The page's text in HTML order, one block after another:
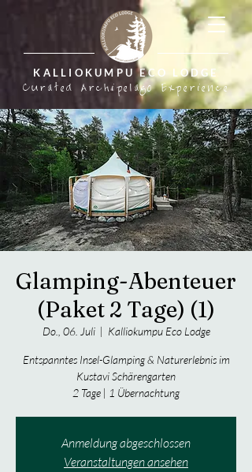
KALLIOKUMPU ECO LODGE
Curated Archipelago Experience
Glamping-Abenteuer
(Paket 2 Tage) (1)
Do., 06. Juli
  |
Kalliokumpu Eco Lodge
Entspanntes Insel-Glamping & Naturerlebnis im
Kustavi Schärengarten
2 Tage | 1 Übernachtung
Anmeldung abgeschlossen
Veranstaltungen ansehen